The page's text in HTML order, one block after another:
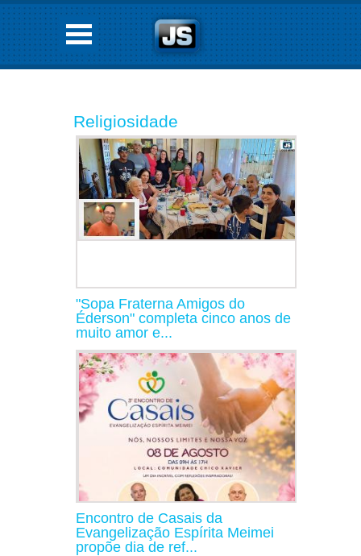
Religiosidade
"Sopa Fraterna Amigos do
Éderson" completa cinco anos de
muito amor e...
Encontro de Casais da
Evangelização Espírita Meimei
propõe dia de ref...